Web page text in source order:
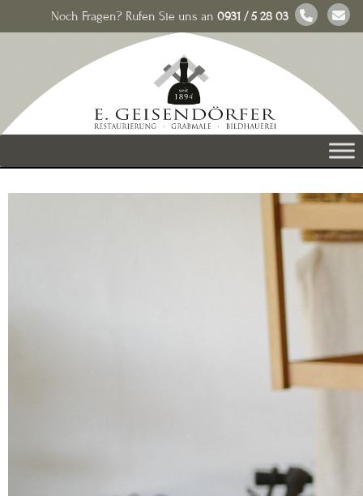
Noch Fragen? Rufen Sie uns an 0931 / 5 28 03